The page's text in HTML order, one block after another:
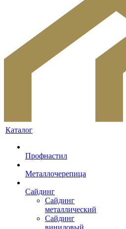
Каталог
Профнастил
Металлочерепица
Сайдинг
Сайдинг
металлический
Сайдинг
виниловый